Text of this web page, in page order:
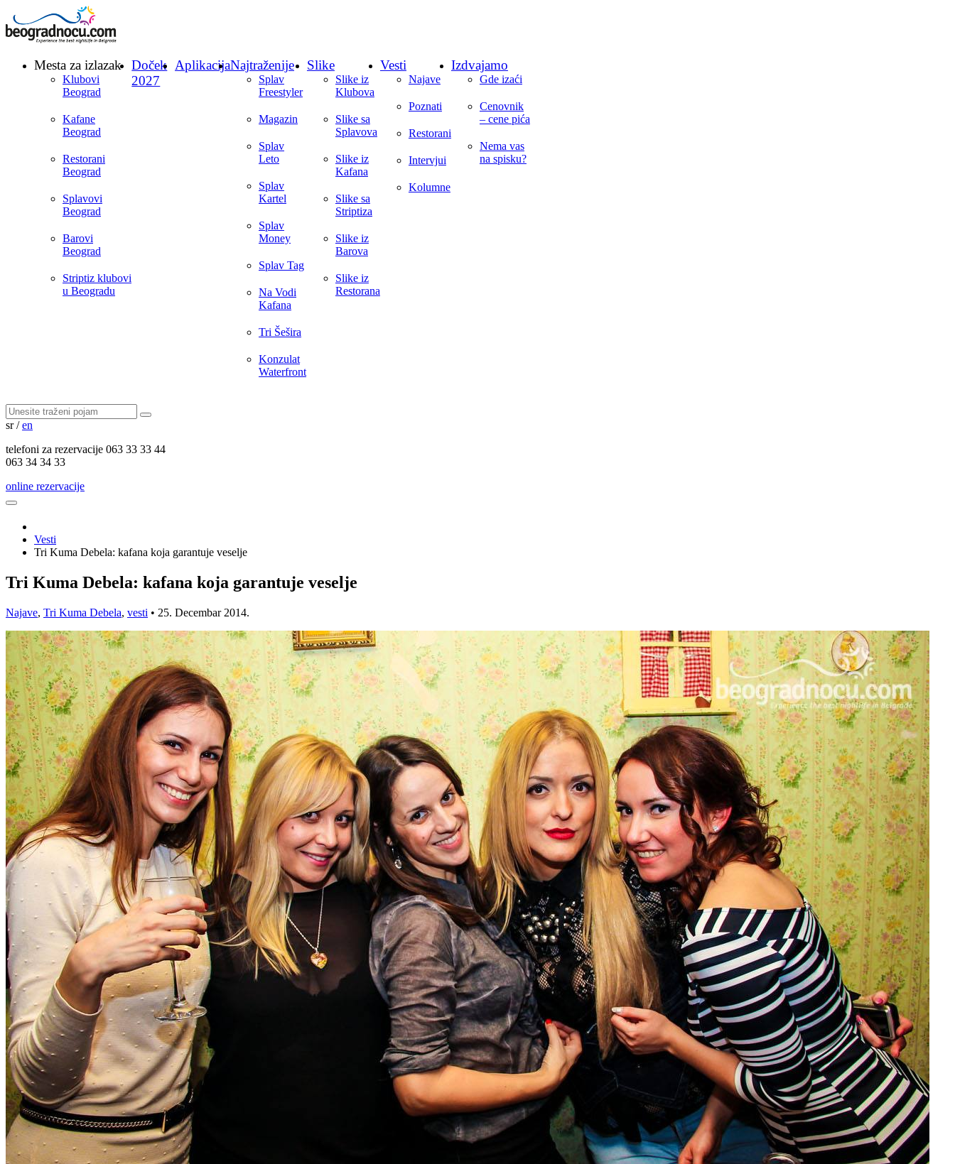
Mesta za izlazak
Klubovi
Beograd
Kafane
Beograd
Restorani
Beograd
Splavovi
Beograd
Barovi
Beograd
Striptiz klubovi
u Beogradu
Doček
2027
AplikacijaNajtraženije
Splav
Freestyler
Magazin
Splav
Leto
Splav
Kartel
Splav
Money
Splav Tag
Na Vodi
Kafana
Tri Šešira
Konzulat
Waterfront
Slike
Slike iz
Klubova
Slike sa
Splavova
Slike iz
Kafana
Slike sa
Striptiza
Slike iz
Barova
Slike iz
Restorana
Vesti
Najave
Poznati
Restorani
Intervjui
Kolumne
Izdvajamo
Gde izaći
Cenovnik
– cene pića
Nema vas
na spisku?
sr / en
telefoni za rezervacije 063 33 33 44
063 34 34 33
online rezervacije
Vesti
Tri Kuma Debela: kafana koja garantuje veselje
Tri Kuma Debela: kafana koja garantuje veselje
Najave, Tri Kuma Debela, vesti • 25. Decembar 2014.